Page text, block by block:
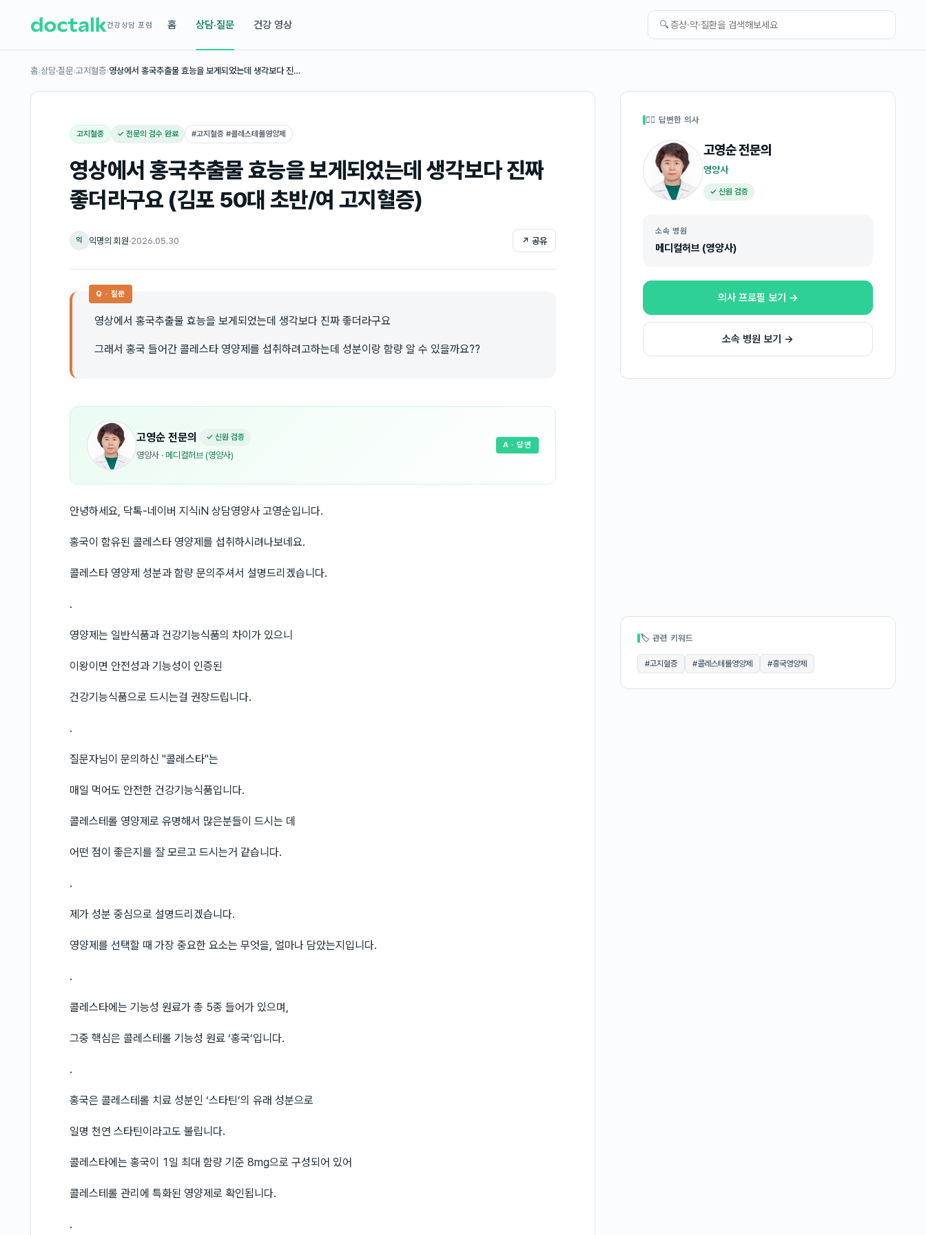
건강상담 포럼 홈 상담·질문 건강 영상 🔍
홈›상담·질문›고지혈증›영상에서 홍국추출물 효능을 보게되었는데 생각보다 진…
고지혈증 ✓ 전문의 검수 완료 #고지혈증 #콜레스테롤영양제
영상에서 홍국추출물 효능을 보게되었는데 생각보다 진짜
좋더라구요 (김포 50대 초반/여 고지혈증)
익 익명의 회원·2026.05.30 ↗ 공유
Q · 질문
영상에서 홍국추출물 효능을 보게되었는데 생각보다 진짜 좋더라구요
그래서 홍국 들어간 콜레스타 영양제를 섭취하려고하는데 성분이랑 함량 알 수 있을까요??
고영순 전문의 ✓ 신원 검증
영양사 · 메디컬허브 (영양사)
A · 답변
안녕하세요, 닥톡-네이버 지식iN 상담영양사 고영순입니다.
홍국이 함유된 콜레스타 영양제를 섭취하시려나보네요.
콜레스타 영양제 성분과 함량 문의주셔서 설명드리겠습니다.
.
영양제는 일반식품과 건강기능식품의 차이가 있으니
이왕이면 안전성과 기능성이 인증된
건강기능식품으로 드시는걸 권장드립니다.
.
질문자님이 문의하신 "콜레스타"는
매일 먹어도 안전한 건강기능식품입니다.
콜레스테롤 영양제로 유명해서 많은분들이 드시는 데
어떤 점이 좋은지를 잘 모르고 드시는거 같습니다.
.
제가 성분 중심으로 설명드리겠습니다.
영양제를 선택할 때 가장 중요한 요소는 무엇을, 얼마나 담았는지입니다.
.
콜레스타에는 기능성 원료가 총 5종 들어가 있으며,
그중 핵심은 콜레스테롤 기능성 원료 ‘홍국’입니다.
.
홍국은 콜레스테롤 치료 성분인 ‘스타틴’의 유래 성분으로
일명 천연 스타틴이라고도 불립니다.
콜레스타에는 홍국이 1일 최대 함량 기준 8mg으로 구성되어 있어
콜레스테롤 관리에 특화된 영양제로 확인됩니다.
.
👩‍⚕️ 답변한 의사
고영순전문의
영양사
✓ 신원 검증
소속 병원
메디컬허브 (영양사)
의사 프로필 보기 →
소속 병원 보기 →
🏷 관련 키워드
#고지혈증 #콜레스테롤영양제 #홍국영양제